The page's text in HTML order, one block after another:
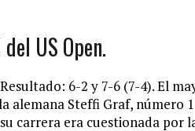
US Open.
6-2 y 7-6 (7-4). El
alemana Steffi Graf, número
carrera era cuestionada por